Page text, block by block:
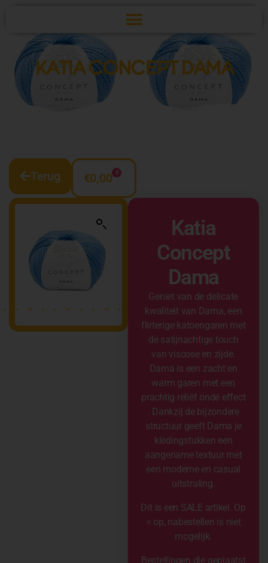
KATIA CONCEPT DAMA
Terug €0,00 0
Katia
Concept
Dama
Geniet van de delicate
kwaliteit van Dama, een
flirterige katoengaren met
de satijnachtige touch
van viscose en zijde.
Dama is een zacht en
warm garen met een
prachtig reliëf ondé effect
. Dankzij de bijzondere
structuur geeft Dama je
kledingstukken een
aangename textuur met
een moderne en casual
uitstraling.
Dit is een SALE artikel. Op
= op, nabestellen is niet
mogelijk.
Bestellingen die geplaatst